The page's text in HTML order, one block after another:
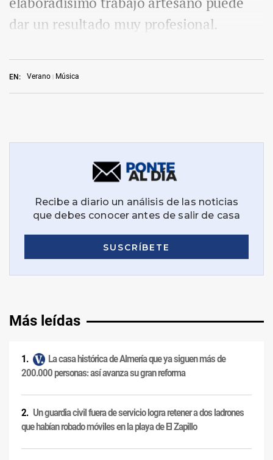
EN: Verano Música
dar un resultado muy profesional.
Más leídas
La casa histórica de Almería que ya siguen más de
200.000 personas: así avanza su gran reforma
Un guardia civil fuera de servicio logra retener a dos ladrones
que habían robado móviles en la playa de El Zapillo